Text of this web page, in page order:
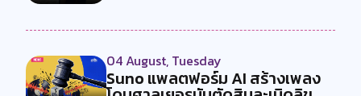
04 August, Tuesday
Suno แพลตฟอร์ม AI สร้างเพลง